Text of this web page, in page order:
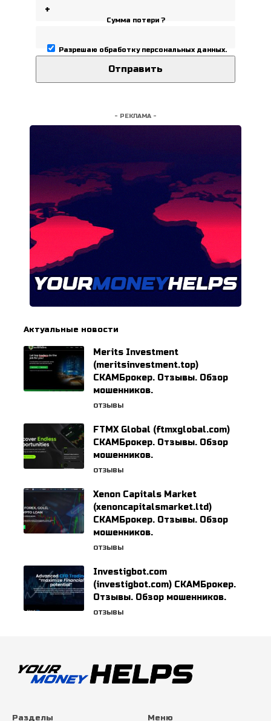
Сумма потери ?
Разрешаю обработку персональных данных.
- РЕКЛАМА -
Актуальные новости
Merits Investment
(meritsinvestment.top)
СКАМБрокер. Отзывы. Обзор
мошенников.
ОТЗЫВЫ
FTMX Global (ftmxglobal.com)
СКАМБрокер. Отзывы. Обзор
мошенников.
ОТЗЫВЫ
Xenon Capitals Market
(xenoncapitalsmarket.ltd)
СКАМБрокер. Отзывы. Обзор
мошенников.
ОТЗЫВЫ
Investigbot.com
(investigbot.com) СКАМБрокер.
Отзывы. Обзор мошенников.
ОТЗЫВЫ
Разделы Меню